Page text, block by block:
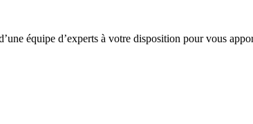
équipe d’experts à votre disposition pour vous